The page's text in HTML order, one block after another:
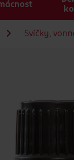
Svíčky,